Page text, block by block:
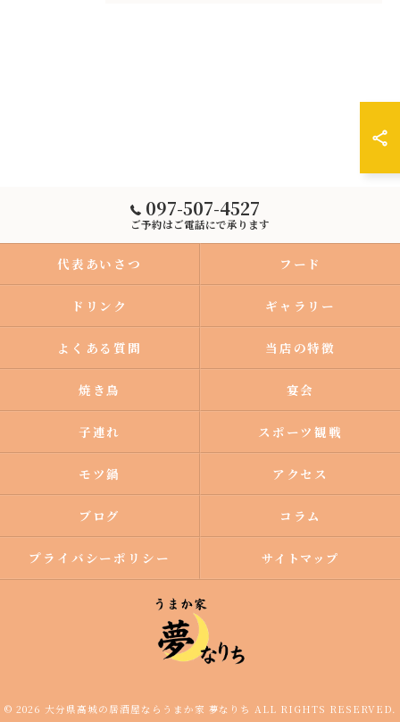
097-507-4527
ご予約はご電話にで承ります
代表あいさつ フード
ドリンク ギャラリー
よくある質問 当店の特徴
焼き鳥 宴会
子連れ スポーツ観戦
モツ鍋 アクセス
ブログ コラム
プライバシーポリシー サイトマップ
© 2026 大分県高城の居酒屋ならうまか家 夢なりち ALL RIGHTS RESERVED.